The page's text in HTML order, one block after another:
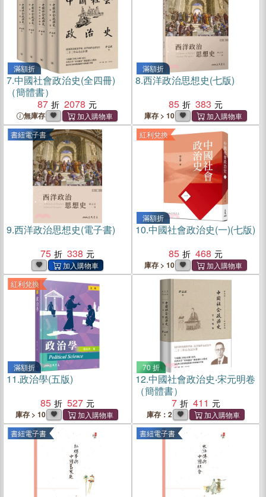
滿額折
7.中國社會政治史(全四冊)
（簡體書）
87
2078
無庫存
滿額折
8.西洋政治思想史(七版)
85
383
庫存 > 10
書紐電子書
9.西洋政治思想史(電子書)
75
338
紅利兌換
滿額折
10.中國社會政治史(一)(七版)
85
468
庫存 > 10
紅利兌換
滿額折
11.政治學(五版)
85
527
庫存 > 10
70 折
12.中國社會政治史‧宋元明卷
（簡體書）
7
411
庫存：2
書紐電子書 書紐電子書